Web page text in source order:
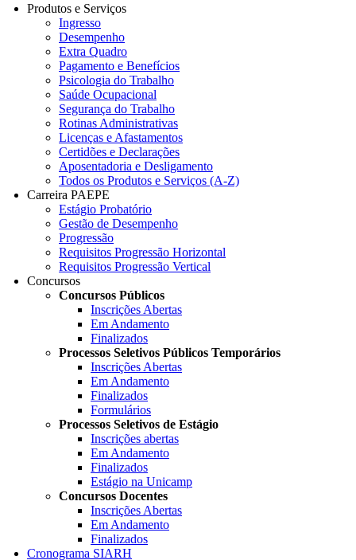
Produtos e Serviços
Ingresso
Desempenho
Extra Quadro
Pagamento e Benefícios
Psicologia do Trabalho
Saúde Ocupacional
Segurança do Trabalho
Rotinas Administrativas
Licenças e Afastamentos
Certidões e Declarações
Aposentadoria e Desligamento
Todos os Produtos e Serviços (A-Z)
Carreira PAEPE
Estágio Probatório
Gestão de Desempenho
Progressão
Requisitos Progressão Horizontal
Requisitos Progressão Vertical
Concursos
Concursos Públicos
Inscrições Abertas
Em Andamento
Finalizados
Processos Seletivos Públicos Temporários
Inscrições Abertas
Em Andamento
Finalizados
Formulários
Processos Seletivos de Estágio
Inscrições abertas
Em Andamento
Finalizados
Estágio na Unicamp
Concursos Docentes
Inscrições Abertas
Em Andamento
Finalizados
Cronograma SIARH